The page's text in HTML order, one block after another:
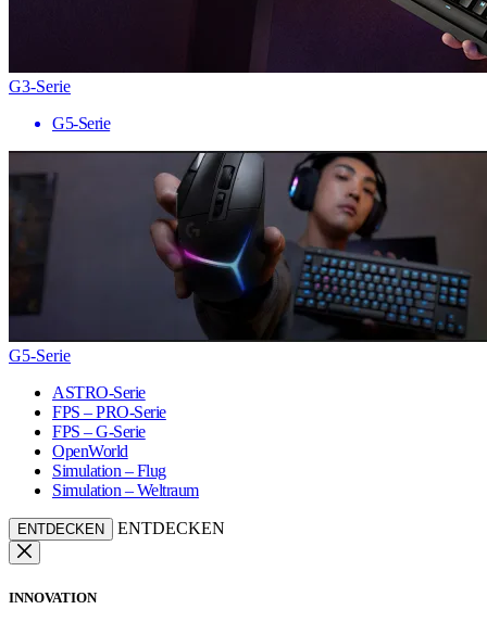
G3-Serie
G5-Serie
G5-Serie
ASTRO-Serie
FPS – PRO-Serie
FPS – G-Serie
OpenWorld
Simulation – Flug
Simulation – Weltraum
ENTDECKEN ENTDECKEN
INNOVATION